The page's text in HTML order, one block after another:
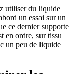
utiliser du liquide
un essai sur un
ce dernier supporte
en ordre, sur tissu
un peu de liquide